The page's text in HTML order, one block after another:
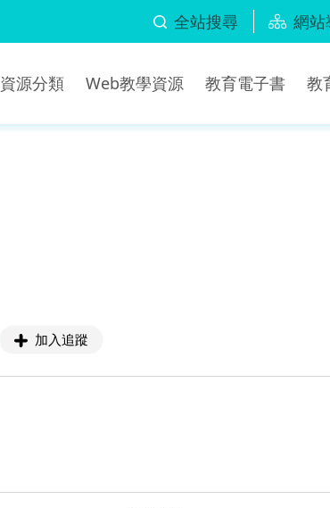
全站搜尋 網站
資源分類 Web教學資源 教育電子書 教
加入追蹤